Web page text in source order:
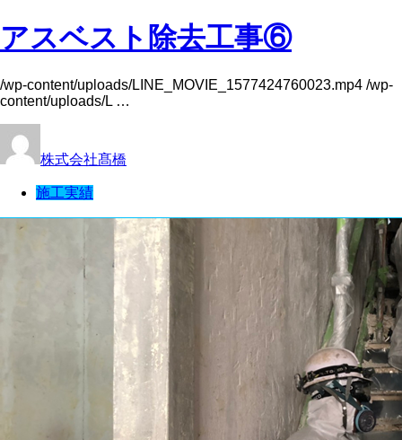
アスベスト除去工事⑥
/wp-content/uploads/LINE_MOVIE_1577424760023.mp4 /wp-
content/uploads/L …
株式会社髙橋
施工実績